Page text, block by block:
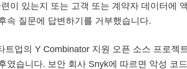
이 있는지 또는 고객 또는 계약자 데이터에
속 질문에 답변하기를 거부했습니다.
트업의 Y Combinator 지원 오픈 소스 프로젝
였습니다. 보안 회사 Snyk에 따르면 악성 코